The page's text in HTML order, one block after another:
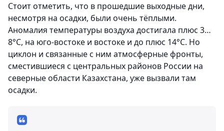
Стоит отметить, что в прошедшие выходные дни,
несмотря на осадки, были очень тёплыми.
Аномалия температуры воздуха достигала плюс 3…
8°С, на юго-востоке и востоке и до плюс 14°С. Но
циклон и связанные с ним атмосферные фронты,
сместившиеся с центральных районов России на
северные области Казахстана, уже вызвали там
осадки.